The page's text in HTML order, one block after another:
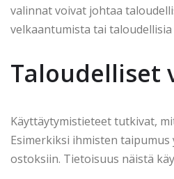
valinnat voivat johtaa
velkaantumista tai taloudellisia
Taloudelliset
Käyttäytymistieteet tutkivat,
Esimerkiksi ihmisten
ostoksiin. Tietoisuus näistä